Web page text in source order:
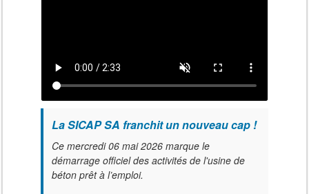
La SICAP SA franchit un nouveau cap !
Ce mercredi 06 mai 2026 marque le
démarrage officiel des activités de l'usine de
béton prêt à l’emploi.